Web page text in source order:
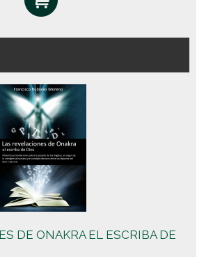
DE ONAKRA EL ESCRIBA DE